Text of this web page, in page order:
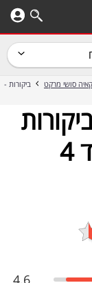
סושי מרקט
ביקורות -
4
4.6